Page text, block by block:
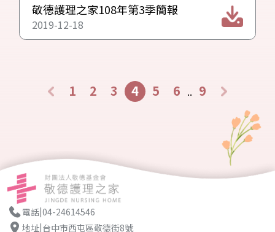
敬德護理之家108年第3季簡報
2019-12-18
1 2 3 4 5 6 .. 9
電話|04-24614546
地址|台中市西屯區敬德街8號